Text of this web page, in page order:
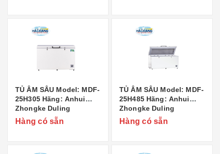
TỦ ÂM SÂU Model: MDF-
25H305 Hãng: Anhui
Zhongke Duling
Commercial Appliance
Co..,Ltd Xuất xứ: Trung
Hàng có sẵn
TỦ ÂM SÂU Model: MDF-
25H485 Hãng: Anhui
Zhongke Duling
Commercial Appliance
Co..,Ltd Xuất xứ: Trung
Hàng có sẵn